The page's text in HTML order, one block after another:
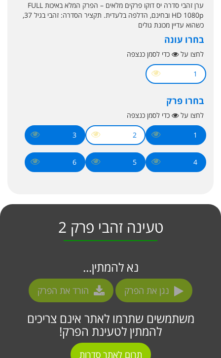
ערן זהבי סדרה יס דוקו פרקים מלאים – הפרק המלא באיכות FULL
HD 1080p ובחינם, הדלפה בלעדית. תקציר הסדרה: זהבי בגיל 37,
כשהוא עדיין מכונת גולים
בחרו עונה
לחצו על כדי לסמן כנצפה
1
בחרו פרק
לחצו על כדי לסמן כנצפה
1
2
3
4
5
6
טעינה זהבי פרק 2
נא להמתין...
נגן את הפרק הורד את הפרק
משתמשים שתרמו לאתר אינם צריכים
להמתין לטעינת הפרק!
תרום לאתר סדרות